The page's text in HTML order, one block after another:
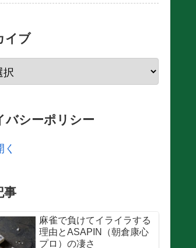
イブ
バシーポリシー
事
麻雀で負けてイライラする
理由とASAPIN（朝倉康心
プロ）の凄さ